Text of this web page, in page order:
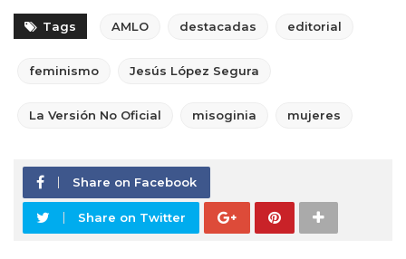
Tags AMLO destacadas editorial
feminismo Jesús López Segura
La Versión No Oficial misoginia mujeres
Share on Facebook
Share on Twitter